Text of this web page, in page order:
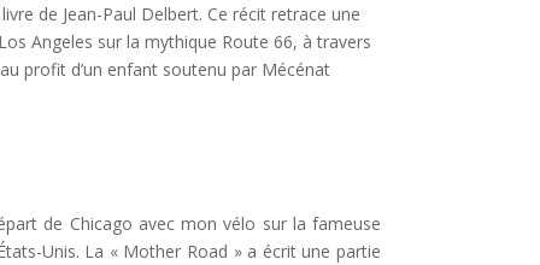
de Jean-Paul Delbert. Ce récit retrace une
Angeles sur la mythique Route 66, à travers
profit d’un enfant soutenu par Mécénat
de Chicago avec mon vélo sur la fameuse
Unis. La « Mother Road » a écrit une partie